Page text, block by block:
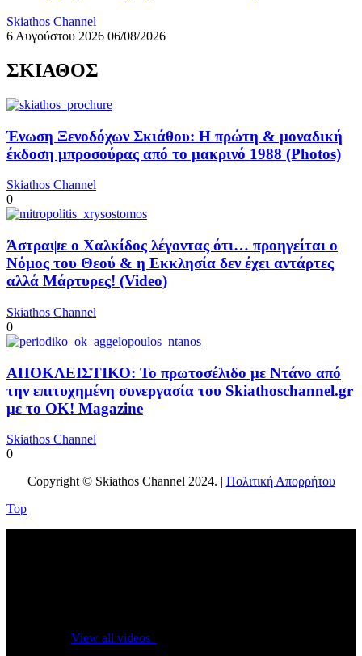
Skiathos Channel
6 Αυγούστου 2026 06/08/2026
ΣΚΙΑΘΟΣ
Ένωση Ξενοδόχων Σκιάθου: Η πρώτη & μοναδική
έκδοση μπροσούρας από το μακρινό 1988 (Photos)
Skiathos Channel
0
Άστραψε ο Χαλκίδος λέγοντας ότι… προηγείται ο
Νόμος του Θεού & η Εκκλησία δεν έχει αντάρτες
αλλά Μάρτυρες! (Video)
Skiathos Channel
0
ΑΠΟΚΛΕΙΣΤΙΚΟ: Το πρωτοσέλιδο με Ντάνο από
την επιτυχημένη συνεργασία του Skiathoschannel.gr
με το OK! Magazine
Skiathos Channel
0
Copyright © Skiathos Channel 2024. | Πολιτική Απορρήτου
Top
View all videos